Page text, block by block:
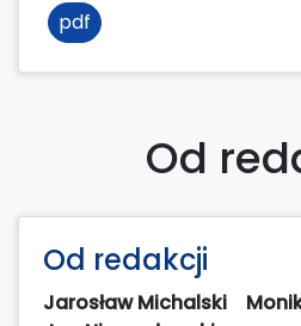
pdf
Od
Od redakcji
Jarosław Michalski